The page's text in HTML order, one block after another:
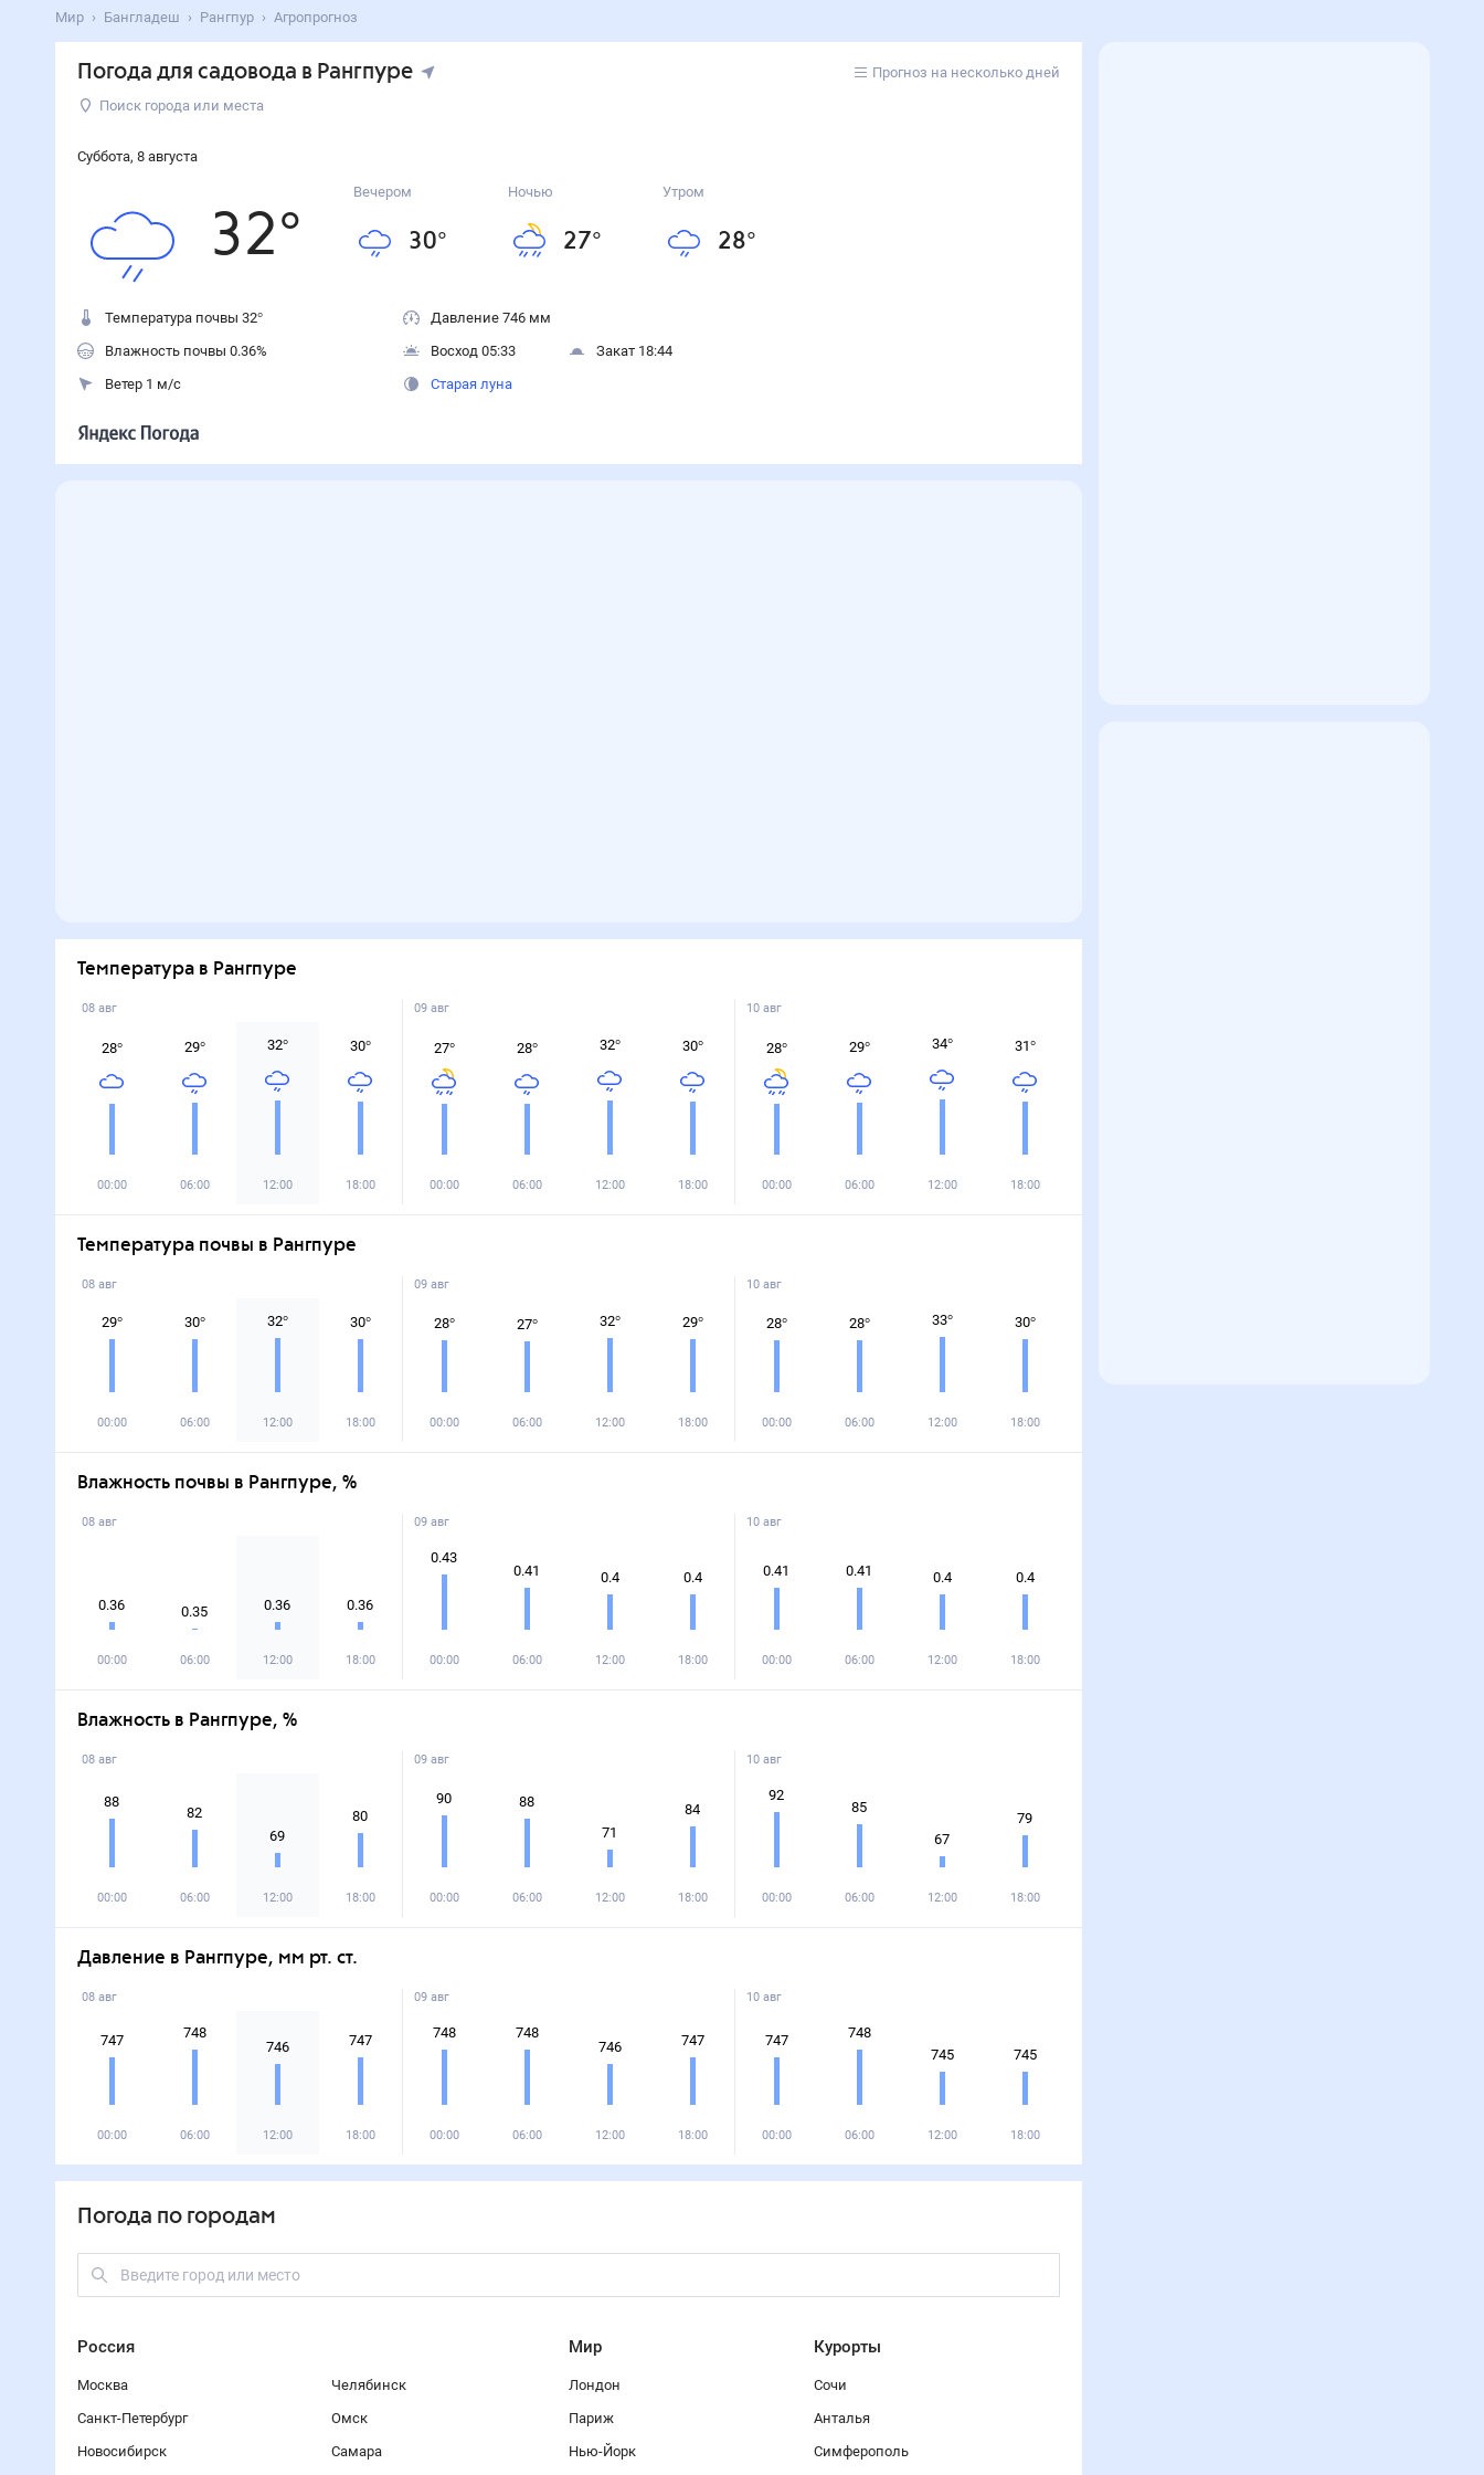
Мир Бангладеш Рангпур Агропрогноз
Погода для садовода в Рангпуре
Прогноз на несколько дней
Поиск города или места
Суббота, 8 августа
32°
Вечером
30°
Ночью
27°
Утром
28°
Температура почвы 32°
Влажность почвы 0.36%
Ветер 1 м/с
Давление 746 мм
Восход 05:33
Закат 18:44
Старая луна
Температура в Рангпуре
08 авг
28°
00:00
29°
06:00
32°
12:00
30°
18:00
09 авг
27°
00:00
28°
06:00
32°
12:00
30°
18:00
10 авг
28°
00:00
29°
06:00
34°
12:00
31°
18:00
Температура почвы в Рангпуре
08 авг
29°
00:00
30°
06:00
32°
12:00
30°
18:00
09 авг
28°
00:00
27°
06:00
32°
12:00
29°
18:00
10 авг
28°
00:00
28°
06:00
33°
12:00
30°
18:00
Влажность почвы в Рангпуре, %
08 авг
0.36
00:00
0.35
06:00
0.36
12:00
0.36
18:00
09 авг
0.43
00:00
0.41
06:00
0.4
12:00
0.4
18:00
10 авг
0.41
00:00
0.41
06:00
0.4
12:00
0.4
18:00
Влажность в Рангпуре, %
08 авг
88
00:00
82
06:00
69
12:00
80
18:00
09 авг
90
00:00
88
06:00
71
12:00
84
18:00
10 авг
92
00:00
85
06:00
67
12:00
79
18:00
Давление в Рангпуре, мм рт. ст.
08 авг
747
00:00
748
06:00
746
12:00
747
18:00
09 авг
748
00:00
748
06:00
746
12:00
747
18:00
10 авг
747
00:00
748
06:00
745
12:00
745
18:00
Погода по городам
Россия
Москва
Санкт-Петербург
Новосибирск
Челябинск
Омск
Самара
Мир
Лондон
Париж
Нью-Йорк
Курорты
Сочи
Анталья
Симферополь